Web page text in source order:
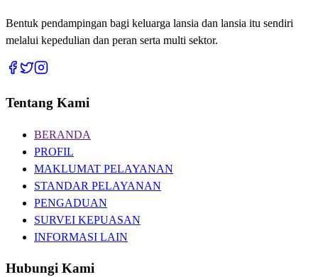
Bentuk pendampingan bagi keluarga lansia dan lansia itu sendiri
melalui kepedulian dan peran serta multi sektor.
Tentang Kami
BERANDA
PROFIL
MAKLUMAT PELAYANAN
STANDAR PELAYANAN
PENGADUAN
SURVEI KEPUASAN
INFORMASI LAIN
Hubungi Kami